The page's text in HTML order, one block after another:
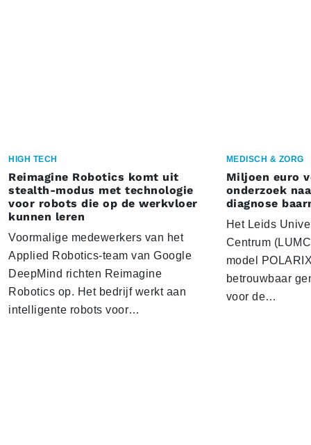
HIGH TECH
Reimagine Robotics komt uit
stealth-modus met technologie
voor robots die op de werkvloer
kunnen leren
Voormalige medewerkers van het
Applied Robotics-team van Google
DeepMind richten Reimagine
Robotics op. Het bedrijf werkt aan
intelligente robots voor…
MEDISCH & ZORG
Miljoen euro
onderzoek
diagnose
Het Leids
Centrum
model
betrouwbaar
voor de…